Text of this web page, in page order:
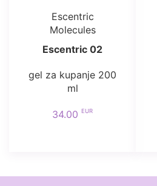
Escentric
Molecules
Escentric 02
gel za kupanje 200
ml
34.00 EUR